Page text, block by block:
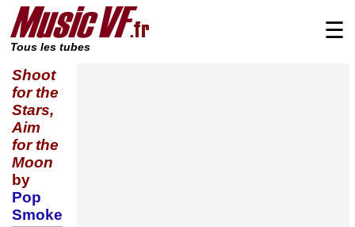
Tous les tubes
☰
Shoot
for the
Stars,
Aim
for the
Moon
by
Pop
Smoke